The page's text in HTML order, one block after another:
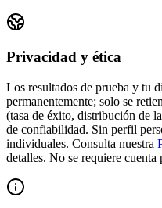
Privacidad y ética
Los resultados de prueba y tu
permanentemente; solo se
(tasa de éxito, distribución de
de confiabilidad. Sin perfil
individuales. Consulta nuestra
detalles. No se requiere cuenta